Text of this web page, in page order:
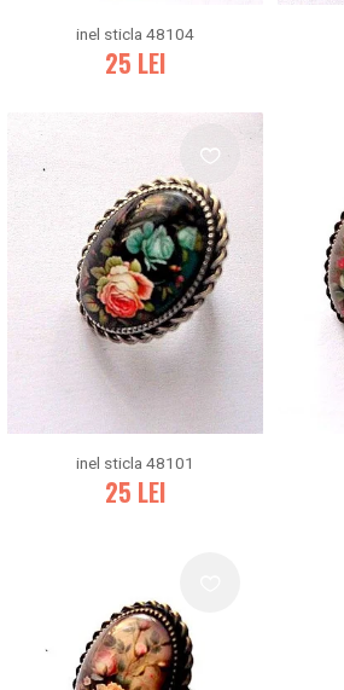
inel sticla 48104
25 LEI
inel sticla 48101
25 LEI